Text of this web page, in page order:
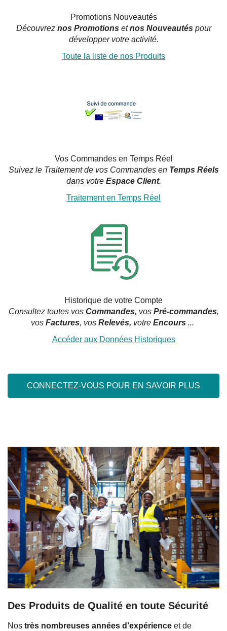
SE CONNECTER
Promotions Nouveautés
Découvrez nos Promotionsetnos Nouveautéspour
développer votre activité.
Toute la liste de nos Produits
Vos Commandes en Temps Réel
Suivez le Traitement de vos Commandes en Temps Réels
dans votre Espace Client.
Traitement en Temps Réel
Historique de votre Compte
Consultez toutes vos Commandes, vos Pré-commandes,
vos Factures, vos Relevés, votre Encours ...
Accéder aux Données Historiques
CONNECTEZ-VOUS POUR EN SAVOIR PLUS
Des Produits de Qualité en toute Sécurité
Nos très nombreuses années d’expérience et de